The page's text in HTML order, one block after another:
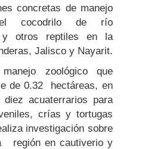
concretas de manejo
cocodrilo de río
otros reptiles en la
Jalisco y Nayarit.
zoológico que
de 0.32 hectáreas, en
acuaterrarios para
crías y tortugas
investigación sobre
en cautiverio y